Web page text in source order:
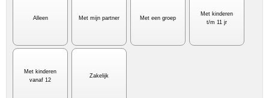
Alleen Met mijn partner Met een groep
Met kinderen
t/m 11 jr
Met kinderen
vanaf 12
Zakelijk